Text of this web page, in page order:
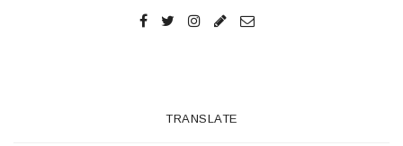
TRANSLATE